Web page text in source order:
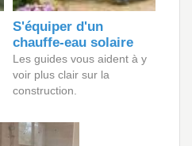
S'équiper d'un
chauffe-eau solaire
Les guides vous aident à y
voir plus clair sur la
construction.